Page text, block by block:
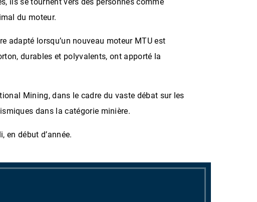
du moteur.
adapté lorsqu’un nouveau moteur MTU est
durables et polyvalents, ont apporté la
Mining, dans le cadre du vaste débat sur les
dans la catégorie minière.
en début d’année.